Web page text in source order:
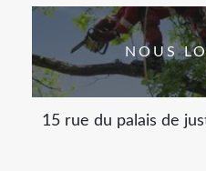
NOUS
15 rue du palais de